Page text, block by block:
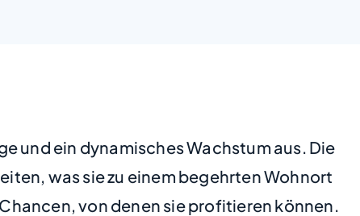
und ein dynamisches Wachstum aus. Die
was sie zu einem begehrten Wohnort
von denen sie profitieren können.